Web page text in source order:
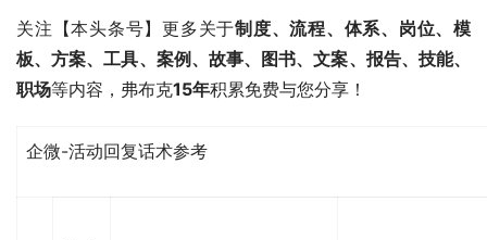
关注【本头条号】更多关于制度、流程、体系、岗位、模
板、方案、工具、案例、故事、图书、文案、报告、技能、
职场等内容，弗布克15年积累免费与您分享！
企微-活动回复话术参考